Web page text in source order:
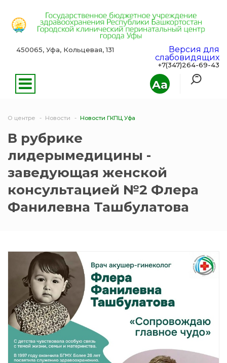
Aa
450065, Уфа, Кольцевая, 131
Версия для
слабовидящих
+7(347)264-69-43
О центре Новости Новости ГКПЦ Уфа
В рубрике
лидерымедицины -
заведующая женской
консультацией №2 Флера
Фанилевна Ташбулатова